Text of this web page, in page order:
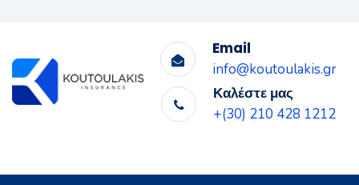
Email
info@koutoulakis.gr
Καλέστε μας
+(30) 210 428 1212